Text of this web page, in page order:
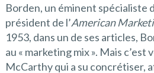
Borden, un éminent spécialiste
président de l’American
1953, dans un de ses articles,
au « marketing mix ». Mais
McCarthy qui a su